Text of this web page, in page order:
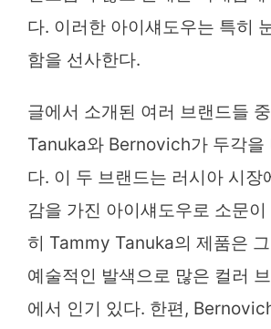
다. 이러한 아이섀도우는 특히
함을 선사한다.
글에서 소개된 여러 브랜드들
Tanuka와 Bernovich가 두각을
다. 이 두 브랜드는 러시아 시장
감을 가진 아이섀도우로 소문
히 Tammy Tanuka의 제품은
예술적인 발색으로 많은 컬러
에서 인기 있다. 한편,